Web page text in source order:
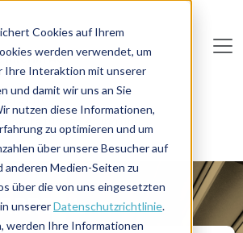
Cookies auf Ihrem
werden verwendet, um
Ihre Interaktion mit unserer
und damit wir uns an Sie
nutzen diese Informationen,
zu optimieren und um
über unsere Besucher auf
anderen Medien-Seiten zu
über die von uns eingesetzten
unsererDatenschutzrichtlinie.
werden Ihre Informationen
InterimAG